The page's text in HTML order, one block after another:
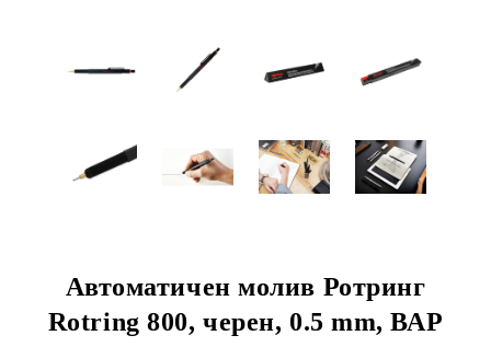
Автоматичен молив Ротринг
Rotring 800, черен, 0.5 mm, ВАР